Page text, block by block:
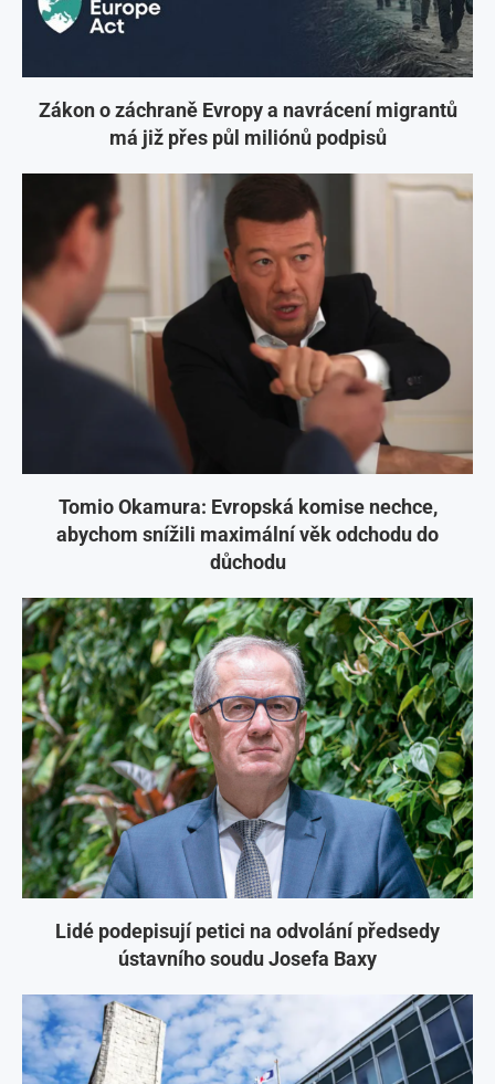
Zákon o záchraně Evropy a navrácení migrantů
má již přes půl miliónů podpisů
Tomio Okamura: Evropská komise nechce,
abychom snížili maximální věk odchodu do
důchodu
Lidé podepisují petici na odvolání předsedy
ústavního soudu Josefa Baxy